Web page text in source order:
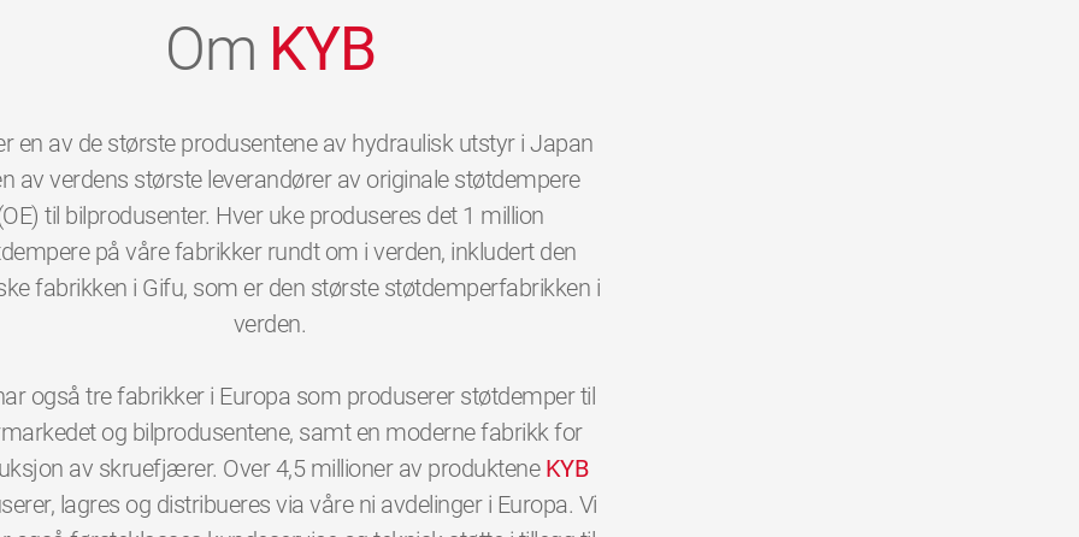
Om KYB
en av de største produsentene av hydraulisk utstyr i Japan
av verdens største leverandører av originale støtdempere
til bilprodusenter. Hver uke produseres det 1 million
på våre fabrikker rundt om i verden, inkludert den
fabrikken i Gifu, som er den største støtdemperfabrikken i
verden.
også tre fabrikker i Europa som produserer støtdemper til
og bilprodusentene, samt en moderne fabrikk for
av skruefjærer. Over 4,5 millioner av produktene KYB
lagres og distribueres via våre ni avdelinger i Europa. Vi